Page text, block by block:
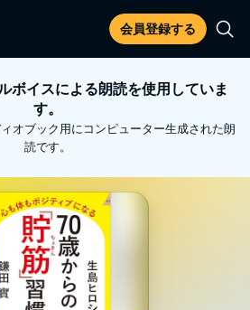
会員登録する
ボイスによる朗読を使用していま
す。
オブック用にコンピューター生成された朗
読です。